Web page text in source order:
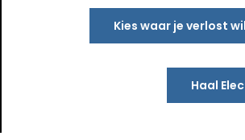
Kies waar je verlost
Haal